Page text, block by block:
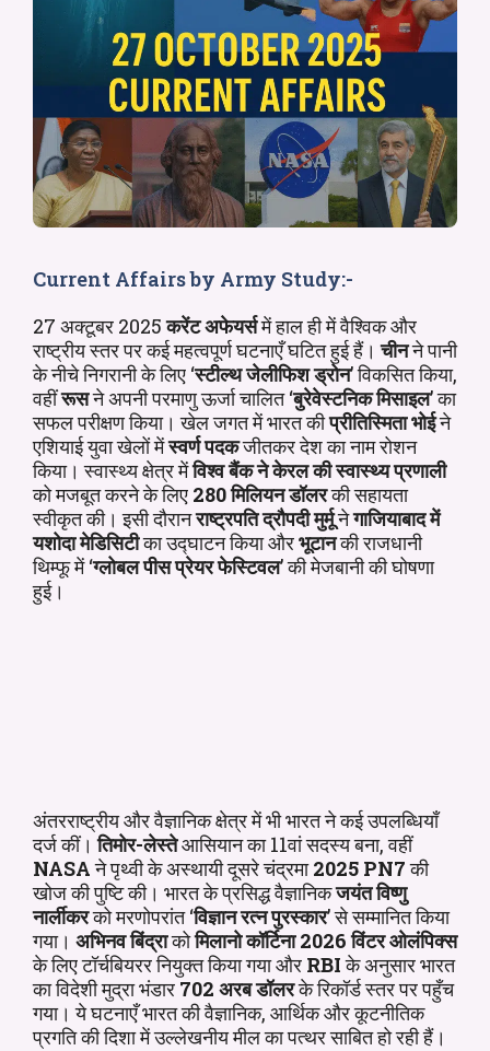
Current Affairs by Army Study:-
27 अक्टूबर 2025करेंट अफेयर्समें हाल ही में वैश्विक और
राष्ट्रीय स्तर पर कई महत्वपूर्ण घटनाएँ घटित हुई हैं।चीनने पानी
के नीचे निगरानी के लिए ‘स्टील्थ जेलीफिश ड्रोन’ विकसित किया,
वहींरूसने अपनी परमाणु ऊर्जा चालित ‘बुरेवेस्टनिक मिसाइल’ का
सफल परीक्षण किया। खेल जगत में भारत कीप्रीतिस्मिता भोईने
एशियाई युवा खेलों मेंस्वर्ण पदकजीतकर देश का नाम रोशन
किया। स्वास्थ्य क्षेत्र मेंविश्व बैंक ने केरल की स्वास्थ्य प्रणाली
को मजबूत करने के लिए 280 मिलियन डॉलरकी सहायता
स्वीकृत की। इसी दौरानराष्ट्रपति द्रौपदी मुर्मूनेगाजियाबाद में
यशोदा मेडिसिटीका उद्घाटन किया औरभूटानकी राजधानी
थिम्फू में ‘ग्लोबल पीस प्रेयर फेस्टिवल’ की मेजबानी की घोषणा
हुई।
अंतरराष्ट्रीय और वैज्ञानिक क्षेत्र में भी भारत ने कई उपलब्धियाँ
दर्ज कीं।तिमोर-लेस्तेआसियान का 11वां सदस्य बना, वहीं
NASAने पृथ्वी के अस्थायी दूसरे चंद्रमा2025 PN7की
खोज की पुष्टि की। भारत के प्रसिद्ध वैज्ञानिकजयंत विष्णु
नार्लीकरको मरणोपरांत ‘विज्ञान रत्न पुरस्कार’ से सम्मानित किया
गया। अभिनव बिंद्राकोमिलानो कॉर्टिना 2026 विंटर ओलंपिक्स
के लिए टॉर्चबियरर नियुक्त किया गया और RBIके अनुसार भारत
का विदेशी मुद्रा भंडार 702 अरब डॉलरके रिकॉर्ड स्तर पर पहुँच
गया। ये घटनाएँ भारत की वैज्ञानिक, आर्थिक और कूटनीतिक
प्रगति की दिशा में उल्लेखनीय मील का पत्थर साबित हो रही हैं।